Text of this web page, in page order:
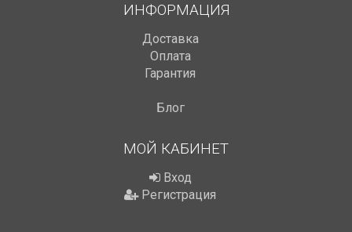
ИНФОРМАЦИЯ
Доставка
Оплата
Гарантия
Блог
МОЙ КАБИНЕТ
Вход
Регистрация